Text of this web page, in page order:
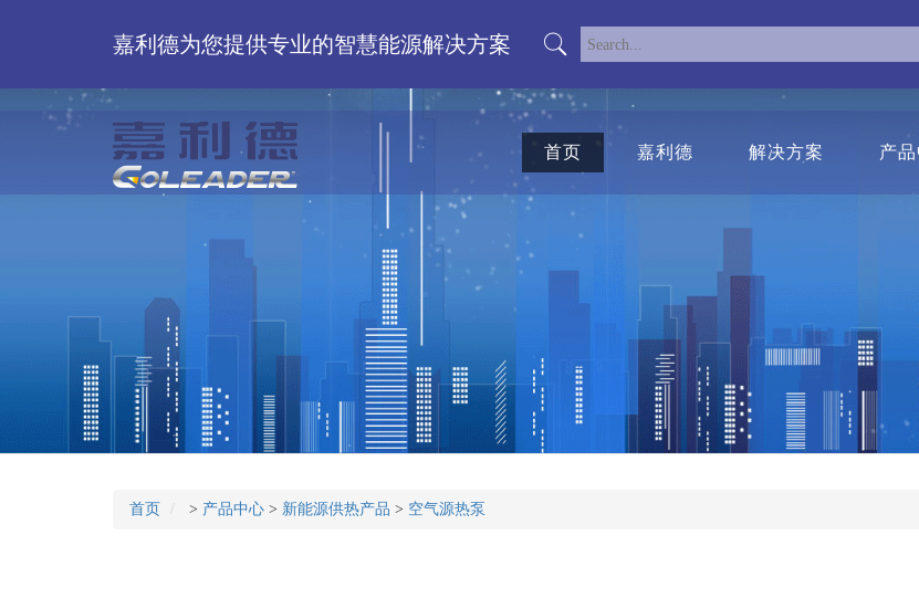
嘉利德为您提供专业的智慧能源解决方案
首页 嘉利德 解决方案 产
首页 > 产品中心 > 新能源供热产品 > 空气源热泵